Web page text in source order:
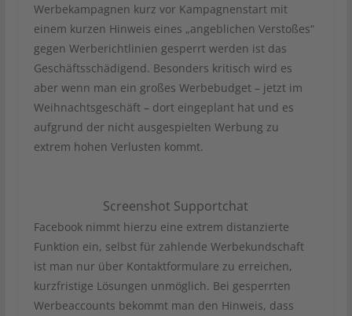
Werbekampagnen kurz vor Kampagnenstart mit
einem kurzen Hinweis eines „angeblichen Verstoßes“
gegen Werberichtlinien gesperrt werden ist das
Geschäftsschädigend. Besonders kritisch wird es
aber wenn man ein großes Werbebudget – jetzt im
Weihnachtsgeschäft – dort eingeplant hat und es
aufgrund der nicht ausgespielten Werbung zu
extrem hohen Verlusten kommt.
Screenshot Supportchat
Facebook nimmt hierzu eine extrem distanzierte
Funktion ein, selbst für zahlende Werbekundschaft
ist man nur über Kontaktformulare zu erreichen,
kurzfristige Lösungen unmöglich. Bei gesperrten
Werbeaccounts bekommt man den Hinweis, dass